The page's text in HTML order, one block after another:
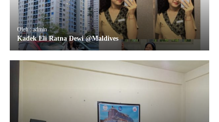
Oleh : admin
Kadek Eli Ratna Dewi @Maldives